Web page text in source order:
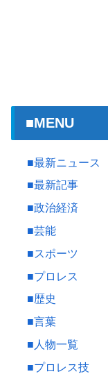
■MENU
■最新ニュース
■最新記事
■政治経済
■芸能
■スポーツ
■プロレス
■歴史
■言葉
■人物一覧
■プロレス技